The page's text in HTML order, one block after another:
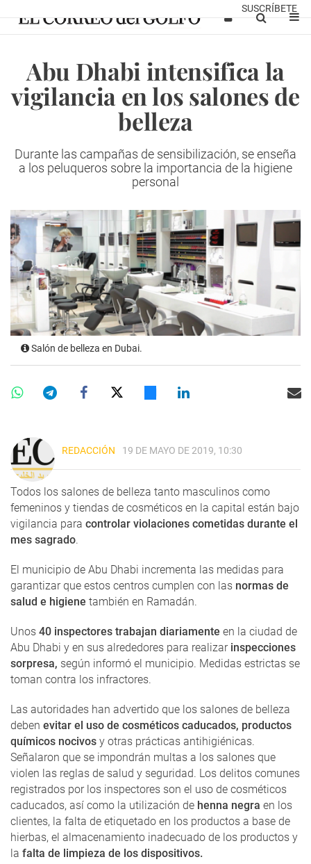
SUSCRÍBETE
Abu Dhabi intensifica la
vigilancia en los salones de
belleza
Durante las campañas de sensibilización, se enseña
a los peluqueros sobre la importancia de la higiene
personal
Salón de belleza en Dubai.
REDACCIÓN 19 DE MAYO DE 2019, 10:30
Todos los salones de belleza tanto masculinos como
femeninos y tiendas de cosméticos en la capital están bajo
vigilancia para controlar violaciones cometidas durante el
mes sagrado.
El municipio de Abu Dhabi incrementa las medidas para
garantizar que estos centros cumplen con las normas de
salud e higiene también en Ramadán.
Unos 40 inspectores trabajan diariamente en la ciudad de
Abu Dhabi y en sus alrededores para realizarinspecciones
sorpresa, según informó el municipio. Medidas estrictas se
toman contra los infractores.
Las autoridades han advertido que los salones de belleza
deben evitar el uso de cosméticos caducados, productos
químicos nocivos y otras prácticas antihigiénicas.
Señalaron que se impondrán multas a los salones que
violen las reglas de salud y seguridad. Los delitos comunes
registrados por los inspectores son el uso de cosméticos
caducados, así como la utilización de henna negra en los
clientes, la falta de etiquetado en los productos a base de
hierbas, el almacenamiento inadecuado de los productos y
la falta de limpieza de los dispositivos.